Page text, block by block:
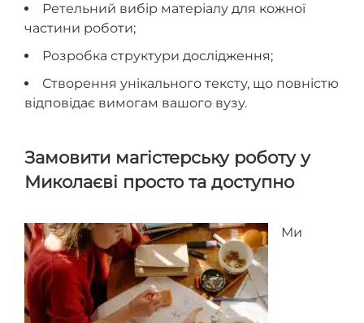
Ретельний вибір матеріалу для кожної
частини роботи;
Розробка структури дослідження;
Створення унікального тексту, що повністю
відповідає вимогам вашого вузу.
Замовити магістерську роботу у
Миколаєві просто та доступно
Ми